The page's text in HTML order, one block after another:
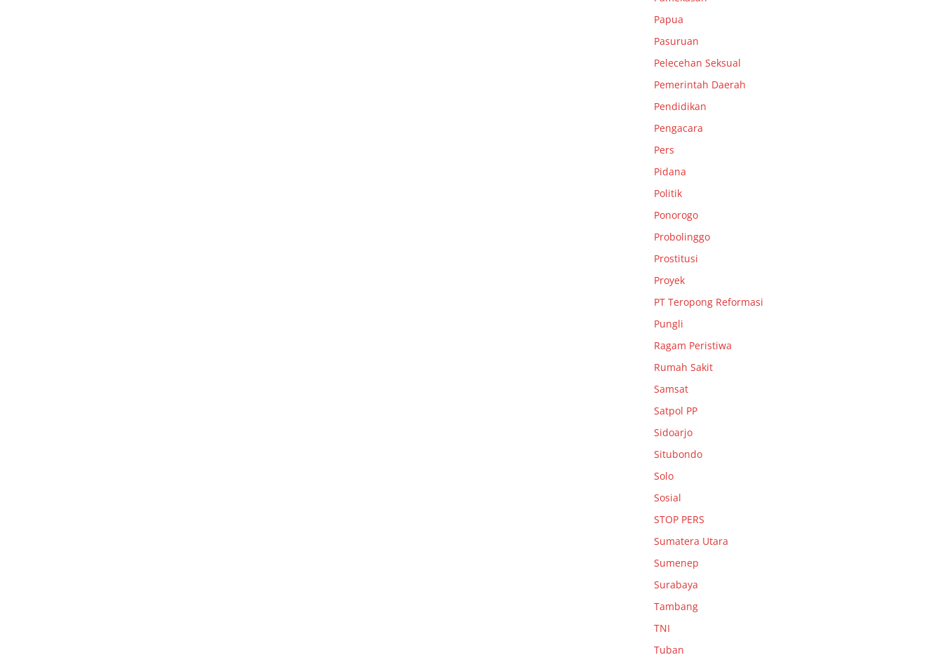
Papua
Pasuruan
Pelecehan Seksual
Pemerintah Daerah
Pendidikan
Pengacara
Pers
Pidana
Politik
Ponorogo
Probolinggo
Prostitusi
Proyek
PT Teropong Reformasi
Pungli
Ragam Peristiwa
Rumah Sakit
Samsat
Satpol PP
Sidoarjo
Situbondo
Solo
Sosial
STOP PERS
Sumatera Utara
Sumenep
Surabaya
Tambang
TNI
Tuban